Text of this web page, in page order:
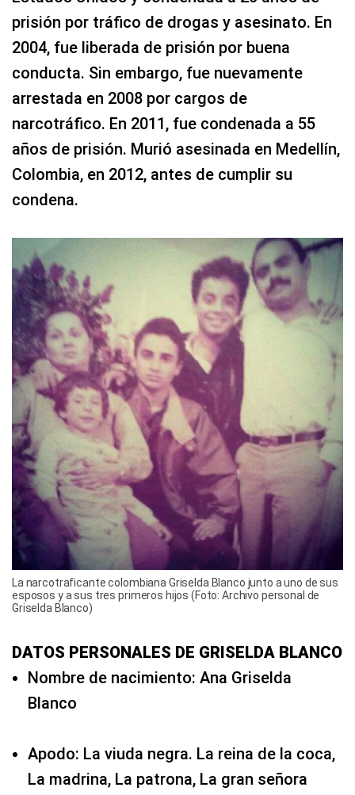
prisión por tráfico de drogas y asesinato. En
2004, fue liberada de prisión por buena
conducta. Sin embargo, fue nuevamente
arrestada en 2008 por cargos de
narcotráfico. En 2011, fue condenada a 55
años de prisión. Murió asesinada en Medellín,
Colombia, en 2012, antes de cumplir su
condena.
La narcotraficante colombiana Griselda Blanco junto a uno de sus
esposos y a sus tres primeros hijos (Foto: Archivo personal de
Griselda Blanco)
DATOS PERSONALES DE GRISELDA BLANCO
Nombre de nacimiento: Ana Griselda
Blanco
Apodo: La viuda negra. La reina de la coca,
La madrina, La patrona, La gran señora